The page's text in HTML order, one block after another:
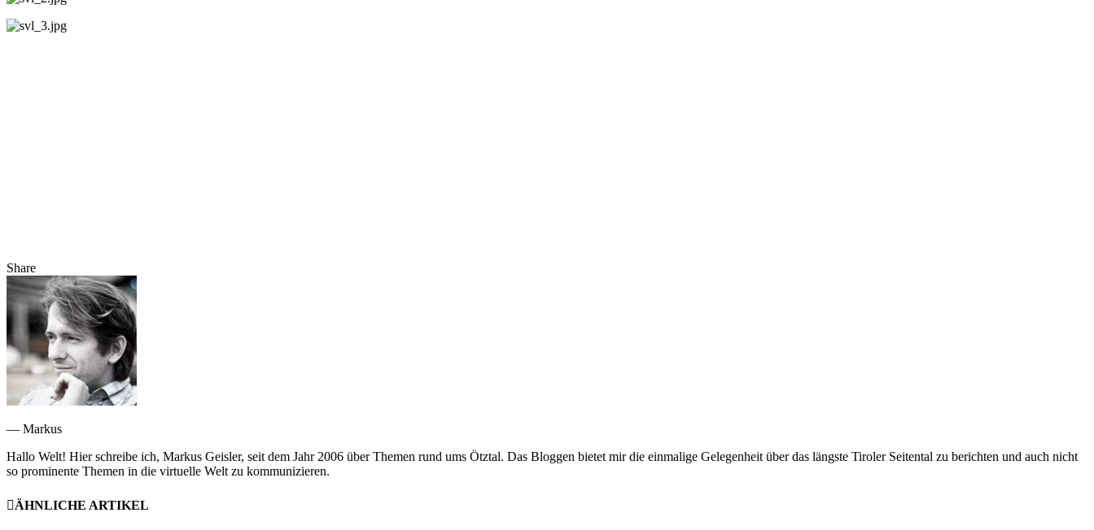
Share
— Markus
Hallo Welt! Hier schreibe ich, Markus Geisler, seit dem Jahr 2006 über Themen rund ums Ötztal. Das Bloggen bietet mir die einmalige Gelegenheit über das längste Tiroler Seitental zu berichten und auch nicht
so prominente Themen in die virtuelle Welt zu kommunizieren.
ÄHNLICHE ARTIKEL